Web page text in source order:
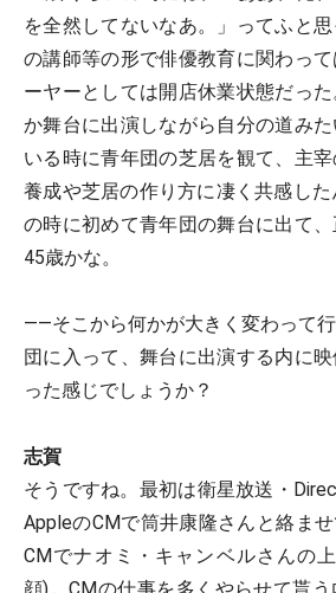
を全然してないなあ。」ってふと
の講師等の形で俳優教育に関わっ
ーヤーとしては開店休業状態だっ
か舞台に出演しながら自分の道み
いる時に青年団の芝居を観て、主
養成や芝居の作り方に凄く共感し
の時に初めて青年団の舞台に出て
45歳かな。
――そこから何かが大きく変わって
団に入って、舞台に出演する内に
った感じでしょうか？
志賀
そうですね。最初は衛星放送・
AppleのCMで筒井康隆さんと絡ま
CMでナオミ・キャンベルさんの